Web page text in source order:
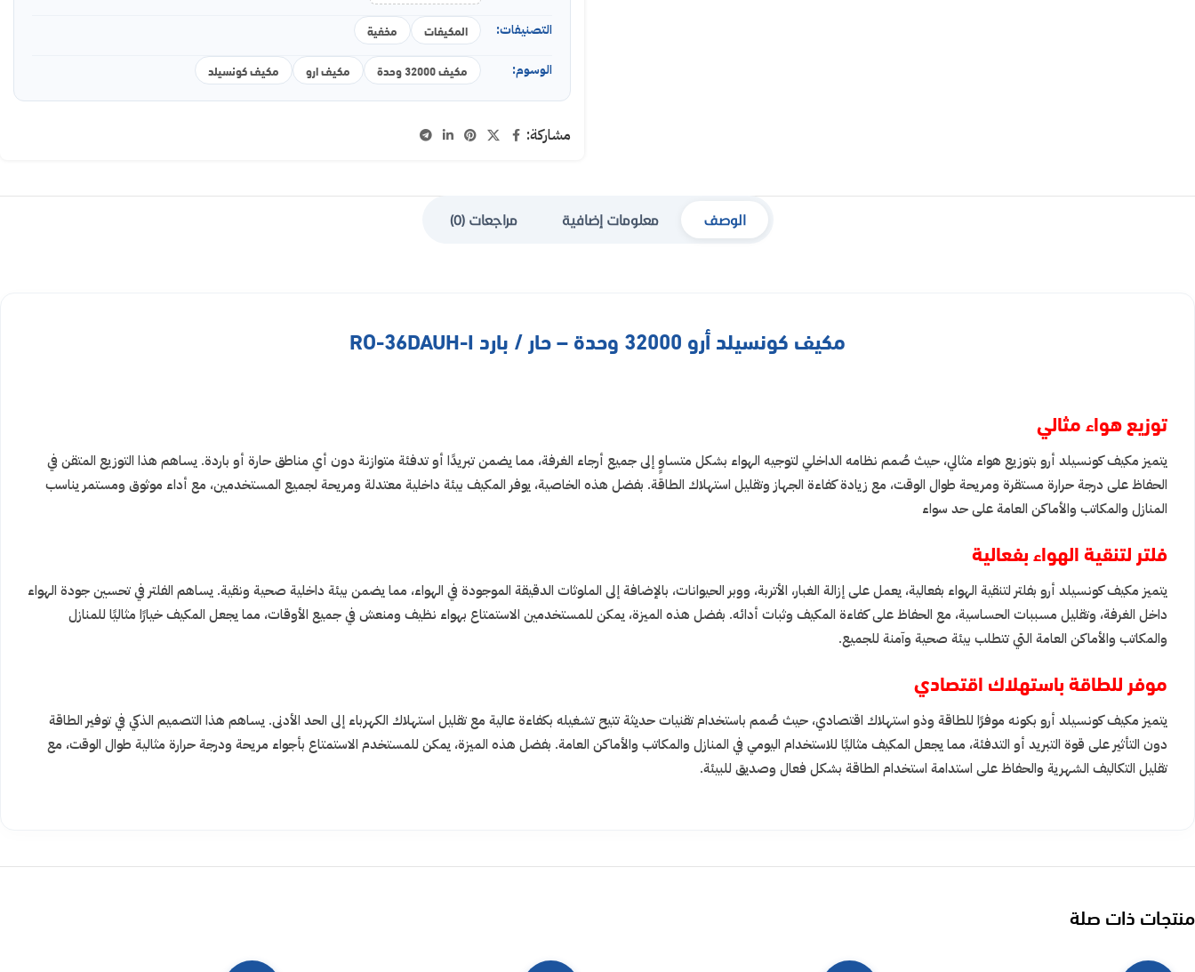
التصنيفات: المكيفات مخفية
الوسوم: مكيف 32000 وحدة مكيف ارو مكيف كونسيلد
مشاركة:
الوصف معلومات إضافية مراجعات (0)
مكيف كونسيلد أرو 32000 وحدة – حار / بارد RO-36DAUH-I
توزيع هواء مثالي
يتميز مكيف كونسيلد أرو بتوزيع هواء مثالي، حيث صُمم نظامه الداخلي لتوجيه الهواء بشكل متساوٍ إلى جميع أرجاء الغرفة، مما يضمن تبريدًا أو تدفئة متوازنة دون أي مناطق حارة أو باردة. يساهم هذا التوزيع المتقن في
الحفاظ على درجة حرارة مستقرة ومريحة طوال الوقت، مع زيادة كفاءة الجهاز وتقليل استهلاك الطاقة. بفضل هذه الخاصية، يوفر المكيف بيئة داخلية معتدلة ومريحة لجميع المستخدمين، مع أداء موثوق ومستمر يناسب
المنازل والمكاتب والأماكن العامة على حد سواء
فلتر لتنقية الهواء بفعالية
يتميز مكيف كونسيلد أرو بفلتر لتنقية الهواء بفعالية، يعمل على إزالة الغبار، الأتربة، ووبر الحيوانات، بالإضافة إلى الملوثات الدقيقة الموجودة في الهواء، مما يضمن بيئة داخلية صحية ونقية. يساهم الفلتر في تحسين جودة الهواء
داخل الغرفة، وتقليل مسببات الحساسية، مع الحفاظ على كفاءة المكيف وثبات أدائه. بفضل هذه الميزة، يمكن للمستخدمين الاستمتاع بهواء نظيف ومنعش في جميع الأوقات، مما يجعل المكيف خيارًا مثاليًا للمنازل
والمكاتب والأماكن العامة التي تتطلب بيئة صحية وآمنة للجميع.
موفر للطاقة باستهلاك اقتصادي
يتميز مكيف كونسيلد أرو بكونه موفرًا للطاقة وذو استهلاك اقتصادي، حيث صُمم باستخدام تقنيات حديثة تتيح تشغيله بكفاءة عالية مع تقليل استهلاك الكهرباء إلى الحد الأدنى. يساهم هذا التصميم الذكي في توفير الطاقة
دون التأثير على قوة التبريد أو التدفئة، مما يجعل المكيف مثاليًا للاستخدام اليومي في المنازل والمكاتب والأماكن العامة. بفضل هذه الميزة، يمكن للمستخدم الاستمتاع بأجواء مريحة ودرجة حرارة مثالية طوال الوقت، مع
تقليل التكاليف الشهرية والحفاظ على استدامة استخدام الطاقة بشكل فعال وصديق للبيئة.
منتجات ذات صلة